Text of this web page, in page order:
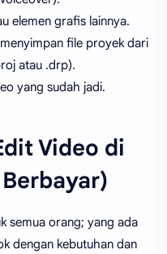
elemen grafis lainnya.
file proyek dari
atau .drp).
yang sudah jadi.
Video di
semua orang; yang ada
dengan kebutuhan dan